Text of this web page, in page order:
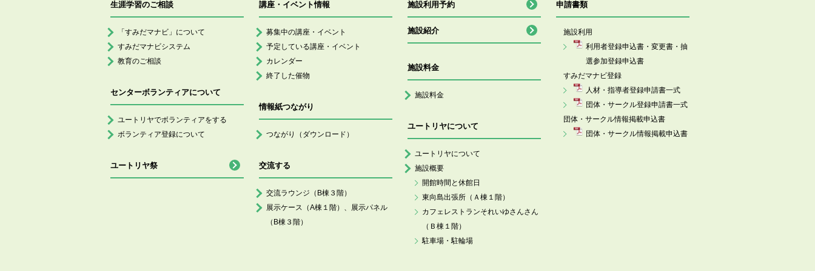
生涯学習のご相談
「すみだマナビ」について
すみだマナビシステム
教育のご相談
センターボランティアについて
ユートリヤでボランティアをする
ボランティア登録について
ユートリヤ祭
講座・イベント情報
募集中の講座・イベント
予定している講座・イベント
カレンダー
終了した催物
情報紙つながり
つながり（ダウンロード）
交流する
交流ラウンジ（B棟３階）
展示ケース（A棟１階）、展示パネル
（B棟３階）
施設利用予約
施設紹介
施設料金
施設料金
ユートリヤについて
ユートリヤについて
施設概要
開館時間と休館日
東向島出張所（Ａ棟１階）
カフェレストランそれいゆさんさん
（Ｂ棟１階）
駐車場・駐輪場
申請書類
施設利用
利用者登録申込書・変更書・抽
選参加登録申込書
すみだマナビ登録
人材・指導者登録申請書一式
団体・サークル登録申請書一式
団体・サークル情報掲載申込書
団体・サークル情報掲載申込書